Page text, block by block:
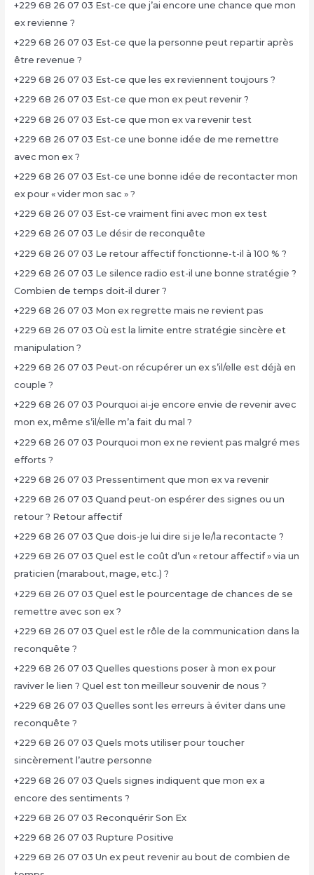
+229 68 26 07 03 Est-ce que j’ai encore une chance que mon
ex revienne ?
+229 68 26 07 03 Est-ce que la personne peut repartir après
être revenue ?
+229 68 26 07 03 Est-ce que les ex reviennent toujours ?
+229 68 26 07 03 Est-ce que mon ex peut revenir ?
+229 68 26 07 03 Est-ce que mon ex va revenir test
+229 68 26 07 03 Est-ce une bonne idée de me remettre
avec mon ex ?
+229 68 26 07 03 Est-ce une bonne idée de recontacter mon
ex pour « vider mon sac » ?
+229 68 26 07 03 Est-ce vraiment fini avec mon ex test
+229 68 26 07 03 Le désir de reconquête
+229 68 26 07 03 Le retour affectif fonctionne-t-il à 100 % ?
+229 68 26 07 03 Le silence radio est-il une bonne stratégie ?
Combien de temps doit-il durer ?
+229 68 26 07 03 Mon ex regrette mais ne revient pas
+229 68 26 07 03 Où est la limite entre stratégie sincère et
manipulation ?
+229 68 26 07 03 Peut-on récupérer un ex s’il/elle est déjà en
couple ?
+229 68 26 07 03 Pourquoi ai-je encore envie de revenir avec
mon ex, même s’il/elle m’a fait du mal ?
+229 68 26 07 03 Pourquoi mon ex ne revient pas malgré mes
efforts ?
+229 68 26 07 03 Pressentiment que mon ex va revenir
+229 68 26 07 03 Quand peut-on espérer des signes ou un
retour ? Retour affectif
+229 68 26 07 03 Que dois-je lui dire si je le/la recontacte ?
+229 68 26 07 03 Quel est le coût d’un « retour affectif » via un
praticien (marabout, mage, etc.) ?
+229 68 26 07 03 Quel est le pourcentage de chances de se
remettre avec son ex ?
+229 68 26 07 03 Quel est le rôle de la communication dans la
reconquête ?
+229 68 26 07 03 Quelles questions poser à mon ex pour
raviver le lien ? Quel est ton meilleur souvenir de nous ?
+229 68 26 07 03 Quelles sont les erreurs à éviter dans une
reconquête ?
+229 68 26 07 03 Quels mots utiliser pour toucher
sincèrement l’autre personne
+229 68 26 07 03 Quels signes indiquent que mon ex a
encore des sentiments ?
+229 68 26 07 03 Reconquérir Son Ex
+229 68 26 07 03 Rupture Positive
+229 68 26 07 03 Un ex peut revenir au bout de combien de